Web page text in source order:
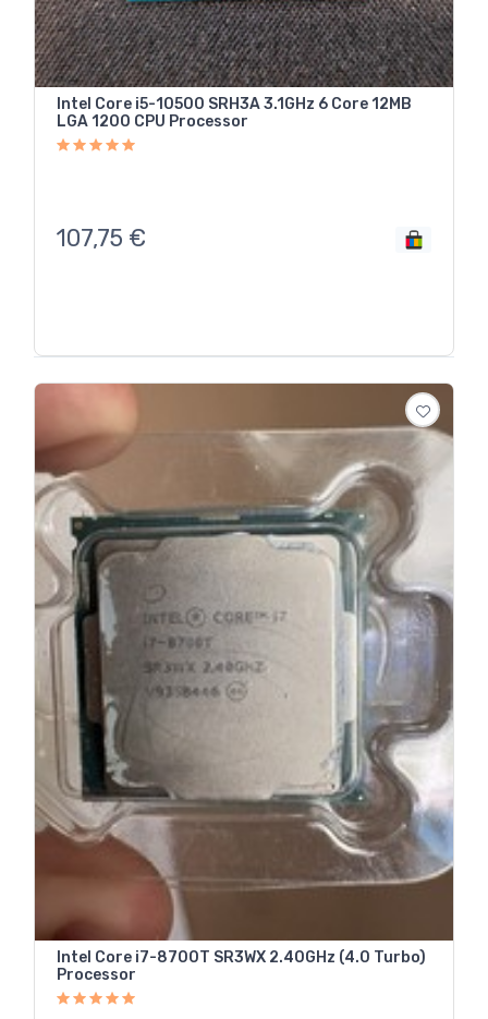
Intel Core i5-10500 SRH3A 3.1GHz 6 Core 12MB
LGA 1200 CPU Processor
107,75 €
Intel Core i7-8700T SR3WX 2.40GHz (4.0 Turbo)
Processor